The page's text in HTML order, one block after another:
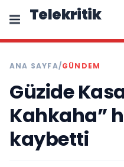
Telekritik
ANA SAYFA/GÜNDEM
Güzide
Kahkaha”
kaybetti